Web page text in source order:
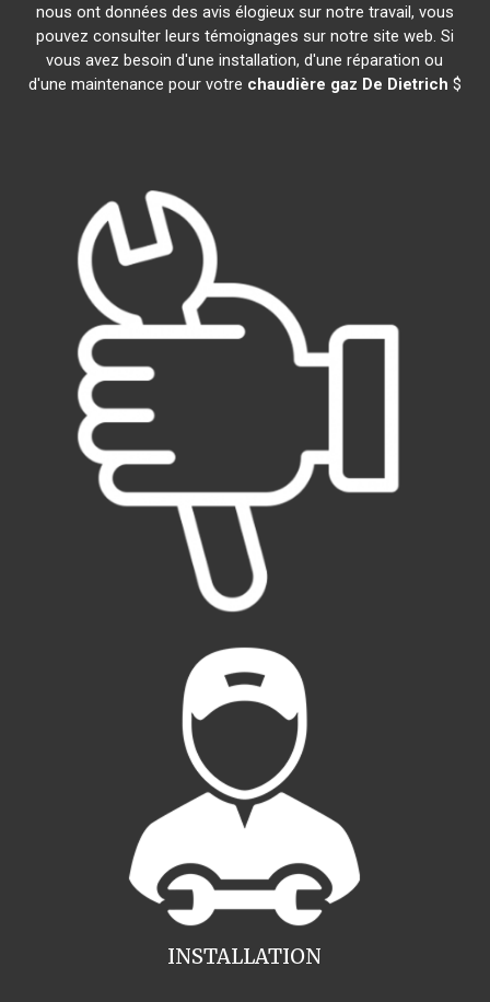
nous ont données des avis élogieux sur notre travail, vous
pouvez consulter leurs témoignages sur notre site web. Si
vous avez besoin d'une installation, d'une réparation ou
d'une maintenance pour votre chaudière gaz De Dietrich $
INSTALLATION